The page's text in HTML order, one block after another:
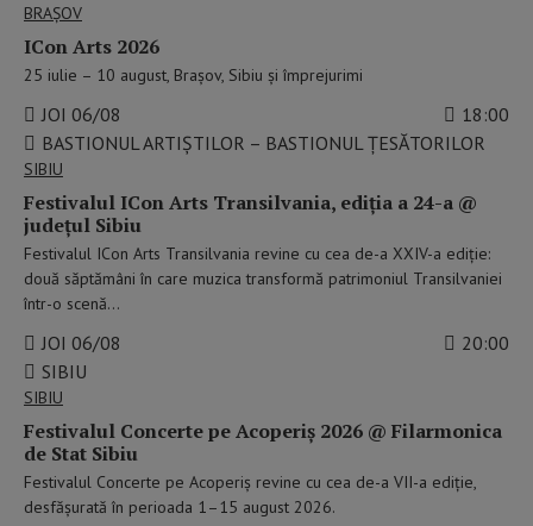
BRAŞOV
ICon Arts 2026
25 iulie – 10 august, Brașov, Sibiu și împrejurimi
JOI 06/08
18:00
BASTIONUL ARTIȘTILOR – BASTIONUL ŢESĂTORILOR
SIBIU
Festivalul ICon Arts Transilvania, ediția a 24-a @
județul Sibiu
Festivalul ICon Arts Transilvania revine cu cea de-a XXIV-a ediție:
două săptămâni în care muzica transformă patrimoniul Transilvaniei
într-o scenă…
JOI 06/08
20:00
SIBIU
SIBIU
Festivalul Concerte pe Acoperiș 2026 @ Filarmonica
de Stat Sibiu
Festivalul Concerte pe Acoperiș revine cu cea de-a VII-a ediție,
desfășurată în perioada 1–15 august 2026.